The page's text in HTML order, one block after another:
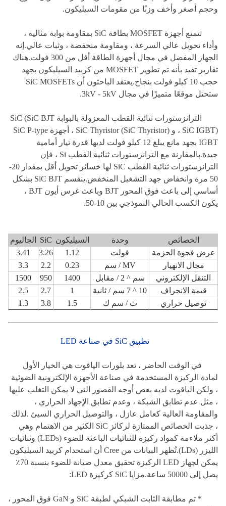
وحجم أصغر وأخف وزنًا من مقومات السيليكون.
تتمتع أجهزة MOSFET بطاقة SiC بمقاومة بوابة مثالية ،
وأداء تحويل عالي السرعة ، ومقاومة منخفضة ، وثبات عالي.إنه
الجهاز المفضل في مجال أجهزة الطاقة أقل من 300 فولت.هناك
تقارير تفيد بأنه تم تطوير MOSFET من كربيد السيليكون بجهد
حجب 10 كيلو فولت بنجاح.يعتقد الباحثون أن SiC MOSFETs
ستحتل موقعًا متميزًا في مجال 3kV - 5kV.
الترانزستورات ثنائية القطب المعزولة بالبوابة SiC (SiC BJT
، SiC IGBT) و SiC Thyristor (SiC Thyristor) ، أجهزة SiC P-type
IGBT بجهد مانع يبلغ 12 كيلو فولت لديها قدرة تيار أمامية
جيدة.بالمقارنة مع الترانزستورات ثنائية القطب Si ، فإن
الترانزستورات ثنائية القطب SiC لها خسائر تحويل أقل بمقدار 20-
50 مرة وانخفاض جهد التشغيل المنخفض.ينقسم SiC BJT بشكل
أساسي إلى باعث فوق المحور BJT وباعث غرس أيون BJT ،
يكون الكسب الحالي النموذجي بين 10-50.
الخصائص وحدة السيليكون SiC
الجاليوم
عرض فجوة الحزمة
فولت 1.12
3.26
3.41
مجال الانهيار
MV / سم 0.23
2.2
3.3
التنقل الإلكتروني
سم ^ 2 / مقابل 1400
950
1500
قيمة الانجراف
10 ^ 7 سم / ثانية 1
2.7
2.5
توصيل حراري
ث / سم ك 1.5
3.8
1.3
تطبيق SiC في صناعة LED
في الوقت الحاضر ، تعد بلورات الياقوت هي الخيار الأول
لمادة الركيزة المستخدمة في صناعة الأجهزة الإلكترونية الضوئية
، ولكن الياقوت لديه بعض أوجه القصور التي لا يمكن التغلب عليها
، مثل عدم تطابق الشبكة ، وعدم تطابق الإجهاد الحراري ،
والمقاومة العالية كعامل عازل ، والتوصيل الحراري السيئ .لذلك
، جذبت الخصائص الممتازة لركائز SiC الكثير من الاهتمام وهي
أكثر ملاءمة كمواد ركيزة للثنائيات الباعثة للضوء (LEDs) وثنائيات
الليزر (LDs).تُظهر البيانات من Cree أن استخدام كربيد السيليكون
يمكن لجهاز LED الركيزة تحقيق معدل صيانة للضوء بنسبة 70٪
يصل إلى 50000 ساعة.مزايا SiC كركيزة LED:
* تم مطابقة الثابت الشبكي لطبقة SiC و GaN فوق المحور ،